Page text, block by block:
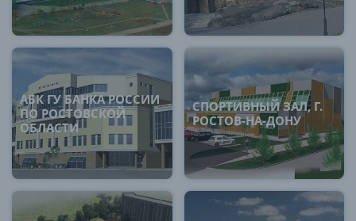
АБК ГУ БАНКА РОССИИ
ПО РОСТОВСКОЙ
ОБЛАСТИ
СПОРТИВНЫЙ ЗАЛ, Г.
РОСТОВ-НА-ДОНУ